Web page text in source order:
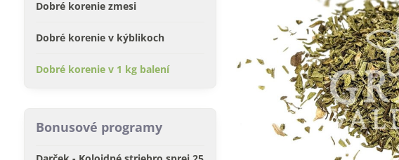
Dobré korenie zmesi
Dobré korenie v kýblikoch
Dobré korenie v 1 kg balení
Bonusové programy